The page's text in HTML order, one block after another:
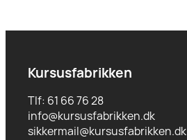
Kursusfabrikken
Tlf: 61 66 76 28
info@kursusfabrikken.dk
sikkermail@kursusfabrikken.dk